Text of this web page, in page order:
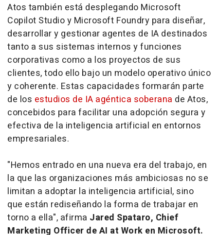
Atos también está desplegando Microsoft
Copilot Studio y Microsoft Foundry para diseñar,
desarrollar y gestionar agentes de IA destinados
tanto a sus sistemas internos y funciones
corporativas como a los proyectos de sus
clientes, todo ello bajo un modelo operativo único
y coherente. Estas capacidades formarán parte
de los estudios de IA agéntica soberana de Atos,
concebidos para facilitar una adopción segura y
efectiva de la inteligencia artificial en entornos
empresariales.
"Hemos entrado en una nueva era del trabajo, en
la que las organizaciones más ambiciosas no se
limitan a adoptar la inteligencia artificial, sino
que están rediseñando la forma de trabajar en
torno a ella", afirma Jared Spataro, Chief
Marketing Officer de AI at Work en Microsoft.